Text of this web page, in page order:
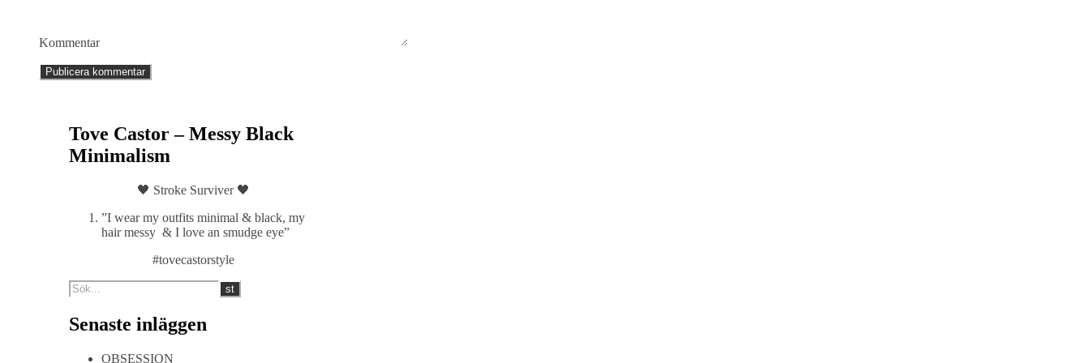
Kommentar
Tove Castor – Messy Black
Minimalism
🖤 Stroke Surviver 🖤
”I wear my outfits minimal & black, my
hair messy & I love an smudge eye”
#tovecastorstyle
Senaste inläggen
OBSESSION